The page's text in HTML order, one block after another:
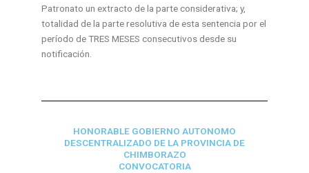
Patronato un extracto de la parte considerativa; y,
totalidad de la parte resolutiva de esta sentencia por el
período de TRES MESES consecutivos desde su
notificación.
HONORABLE GOBIERNO AUTONOMO
DESCENTRALIZADO DE LA PROVINCIA DE
CHIMBORAZO
CONVOCATORIA